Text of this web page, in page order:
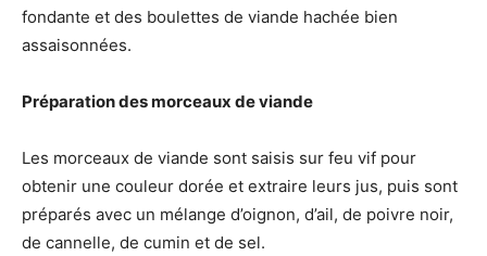
fondante et des boulettes de viande hachée bien
assaisonnées.
Préparation des morceaux de viande
Les morceaux de viande sont saisis sur feu vif pour
obtenir une couleur dorée et extraire leurs jus, puis sont
préparés avec un mélange d’oignon, d’ail, de poivre noir,
de cannelle, de cumin et de sel.